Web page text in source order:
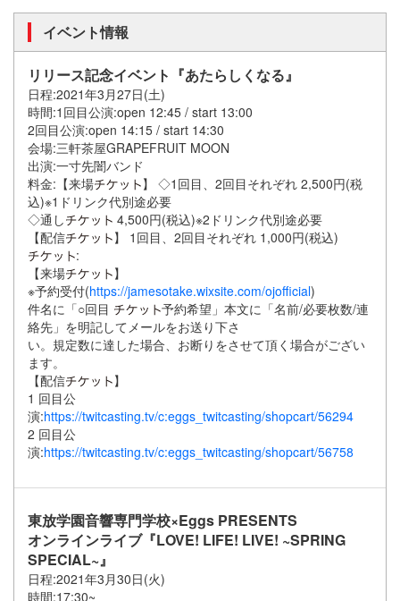
イベント情報
リリース記念イベント『あたらしくなる』
日程:2021年3月27日(土)
時間:1回目公演:open 12:45 / start 13:00
2回目公演:open 14:15 / start 14:30
会場:三軒茶屋GRAPEFRUIT MOON
出演:一寸先闇バンド
料金:【来場
】 ◇1回目、2回目それぞれ 2,500円(税
込)※1ドリンク代別途必要
◇通し
4,500円(税込)※2ドリンク代別途必要
【配信
】 1回目、2回目それぞれ 1,000円(税込)
:
【来場
】
※予約受付(https://jamesotake.wixsite.com/ojofficial)
件名に「○回目
予約希望」本文に「名前/必要枚数/連
絡先」を明記してメールをお送り下さ
い。規定数に達した場合、お断りをさせて頂く場合がござい
ます。
【配信
】
1 回目公
演:https://twitcasting.tv/c:eggs_twitcasting/shopcart/56294
2 回目公
演:https://twitcasting.tv/c:eggs_twitcasting/shopcart/56758
東放学園音響専門学校×Eggs PRESENTS
オンラインライブ『LOVE! LIFE! LIVE! ~SPRING
SPECIAL~』
日程:2021年3月30日(火)
時間:17:30~